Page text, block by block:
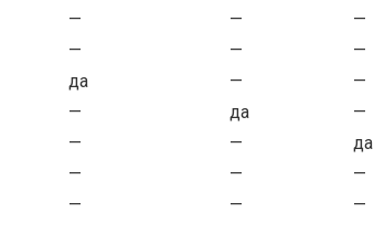
— — —
— — —
да — —
— да —
— — да
— — —
— — —